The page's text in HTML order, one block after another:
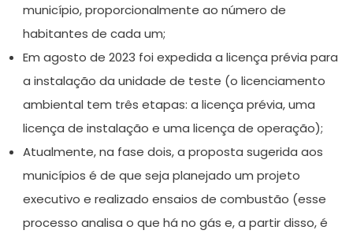
município, proporcionalmente ao número de
habitantes de cada um;
Em agosto de 2023 foi expedida a licença prévia para
a instalação da unidade de teste (o licenciamento
ambiental tem três etapas: a licença prévia, uma
licença de instalação e uma licença de operação);
Atualmente, na fase dois, a proposta sugerida aos
municípios é de que seja planejado um projeto
executivo e realizado ensaios de combustão (esse
processo analisa o que há no gás e, a partir disso, é